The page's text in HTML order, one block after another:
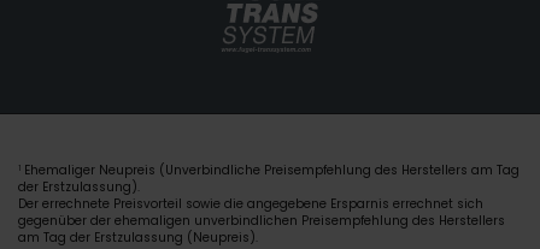
1 Ehemaliger Neupreis (Unverbindliche Preisempfehlung des Herstellers am Tag
der Erstzulassung).
Der errechnete Preisvorteil sowie die angegebene Ersparnis errechnet sich
gegenüber der ehemaligen unverbindlichen Preisempfehlung des Herstellers
am Tag der Erstzulassung (Neupreis).